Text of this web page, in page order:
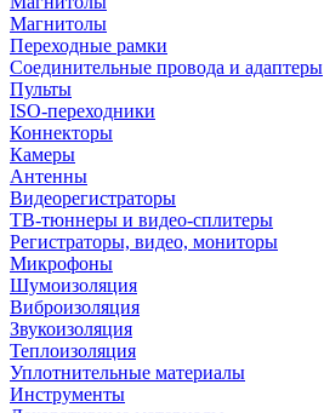
Магнитолы
Переходные рамки
Соединительные провода и адаптеры
Пульты
ISO-переходники
Коннекторы
Камеры
Антенны
Видеорегистраторы
ТВ-тюннеры и видео-сплитеры
Регистраторы, видео, мониторы
Микрофоны
Шумоизоляция
Виброизоляция
Звукоизоляция
Теплоизоляция
Уплотнительные материалы
Инструменты